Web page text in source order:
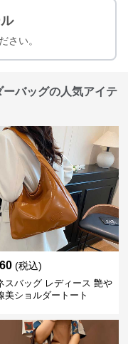
さい。
バッグの人気アイテ
(税込)
スバッグ レディース 艶や
美ショルダートート